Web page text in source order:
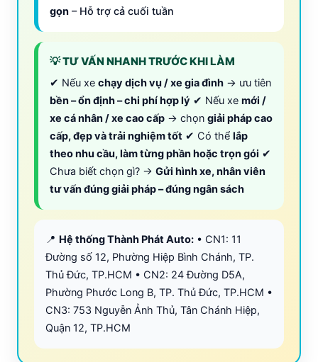
gọn – Hỗ trợ cả cuối tuần
💡 TƯ VẤN NHANH TRƯỚC KHI LÀM
✔ Nếu xe chạy dịch vụ / xe gia đình → ưu tiên
bền – ổn định – chi phí hợp lý ✔ Nếu xe mới /
xe cá nhân / xe cao cấp → chọn giải pháp cao
cấp, đẹp và trải nghiệm tốt ✔ Có thể lắp
theo nhu cầu, làm từng phần hoặc trọn gói ✔
Chưa biết chọn gì? → Gửi hình xe, nhân viên
tư vấn đúng giải pháp – đúng ngân sách
📍 Hệ thống Thành Phát Auto: • CN1: 11
Đường số 12, Phường Hiệp Bình Chánh, TP.
Thủ Đức, TP.HCM • CN2: 24 Đường D5A,
Phường Phước Long B, TP. Thủ Đức, TP.HCM •
CN3: 753 Nguyễn Ảnh Thủ, Tân Chánh Hiệp,
Quận 12, TP.HCM